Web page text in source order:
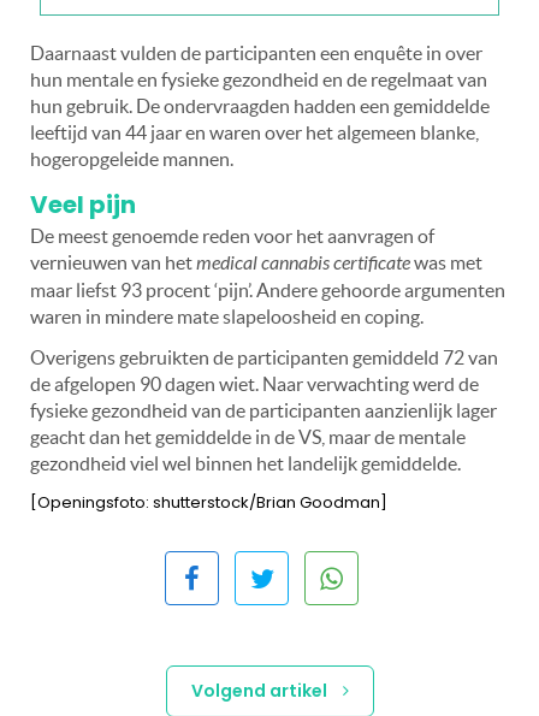
Daarnaast vulden de participanten een enquête in over
hun mentale en fysieke gezondheid en de regelmaat van
hun gebruik. De ondervraagden hadden een gemiddelde
leeftijd van 44 jaar en waren over het algemeen blanke,
hogeropgeleide mannen.
Veel pijn
De meest genoemde reden voor het aanvragen of
vernieuwen van hetmedical cannabis certificatewas met
maar liefst 93 procent ‘pijn’. Andere gehoorde argumenten
waren in mindere mate slapeloosheid en coping.
Overigens gebruikten de participanten gemiddeld 72 van
de afgelopen 90 dagen wiet. Naar verwachting werd de
fysieke gezondheid van de participanten aanzienlijk lager
geacht dan het gemiddelde in de VS, maar de mentale
gezondheid viel wel binnen het landelijk gemiddelde.
[Openingsfoto: shutterstock/Brian Goodman]
Volgend artikel